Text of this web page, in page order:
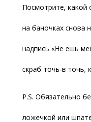
Посмотрите, какой
на баночках снова
надпись «Не ешь
скраб точь-в точь,
P.S. Обязательно
ложечкой или